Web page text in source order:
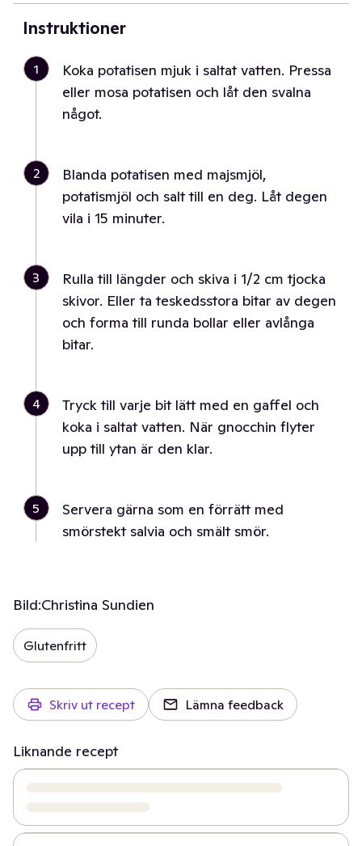
Instruktioner
1
Koka potatisen mjuk i saltat vatten. Pressa
eller mosa potatisen och låt den svalna
något.
2
Blanda potatisen med majsmjöl,
potatismjöl och salt till en deg. Låt degen
vila i 15 minuter.
3
Rulla till längder och skiva i 1/2 cm tjocka
skivor. Eller ta teskedsstora bitar av degen
och forma till runda bollar eller avlånga
bitar.
4
Tryck till varje bit lätt med en gaffel och
koka i saltat vatten. När gnocchin flyter
upp till ytan är den klar.
5
Servera gärna som en förrätt med
smörstekt salvia och smält smör.
Bild:Christina Sundien
Glutenfritt
Skriv ut recept Lämna feedback
Liknande recept